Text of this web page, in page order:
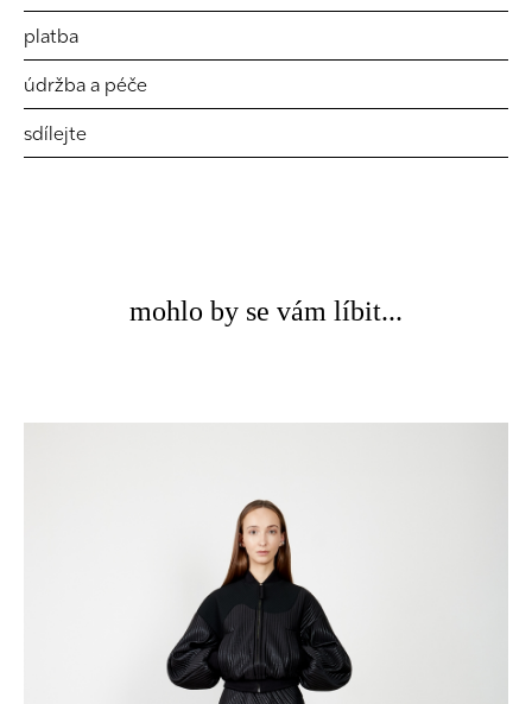
platba
údržba a péče
sdílejte
mohlo by se vám líbit...